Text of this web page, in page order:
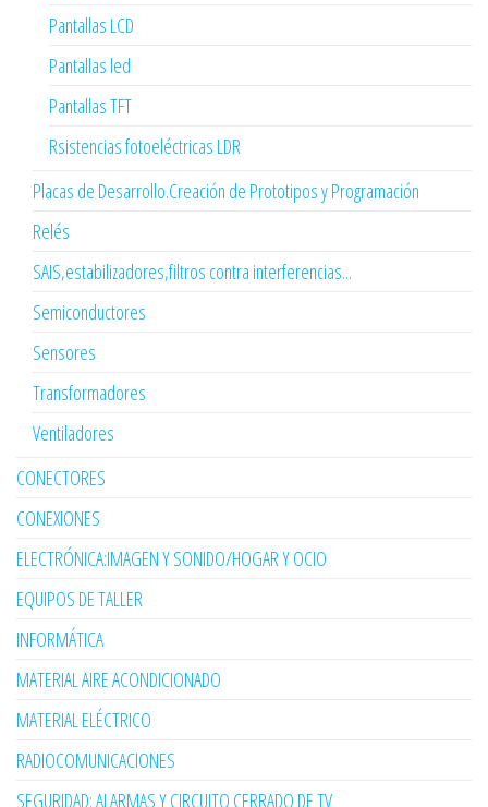
Pantallas LCD
Pantallas led
Pantallas TFT
Rsistencias fotoeléctricas LDR
Placas de Desarrollo.Creación de Prototipos y Programación
Relés
SAIS,estabilizadores,filtros contra interferencias...
Semiconductores
Sensores
Transformadores
Ventiladores
CONECTORES
CONEXIONES
ELECTRÓNICA:IMAGEN Y SONIDO/HOGAR Y OCIO
EQUIPOS DE TALLER
INFORMÁTICA
MATERIAL AIRE ACONDICIONADO
MATERIAL ELÉCTRICO
RADIOCOMUNICACIONES
SEGURIDAD: ALARMAS Y CIRCUITO CERRADO DE TV